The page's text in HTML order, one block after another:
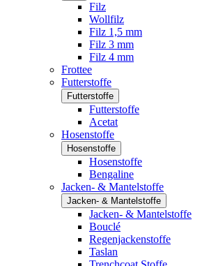
Filz
Wollfilz
Filz 1,5 mm
Filz 3 mm
Filz 4 mm
Frottee
Futterstoffe
Futterstoffe
Futterstoffe
Acetat
Hosenstoffe
Hosenstoffe
Hosenstoffe
Bengaline
Jacken- & Mantelstoffe
Jacken- & Mantelstoffe
Jacken- & Mantelstoffe
Bouclé
Regenjackenstoffe
Taslan